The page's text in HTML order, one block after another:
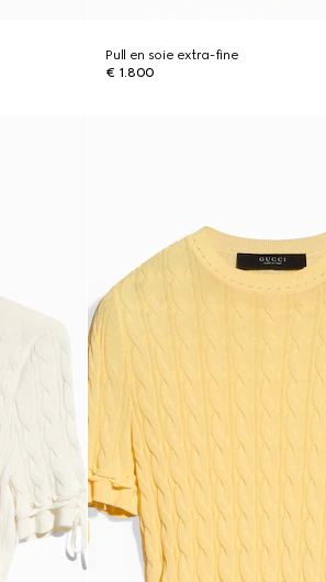
Pull en soie extra-fine
€ 1.800